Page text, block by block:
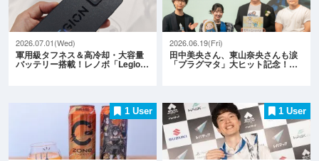
2026.07.01(Wed)
軍用級タフネス＆高冷却・大容量
バッテリー搭載！レノボ「Legio…
2026.06.19(Fri)
田中美央さん、東山奈央さんも涙
「プラグマタ」大ヒット記念！…
1 User 1 User